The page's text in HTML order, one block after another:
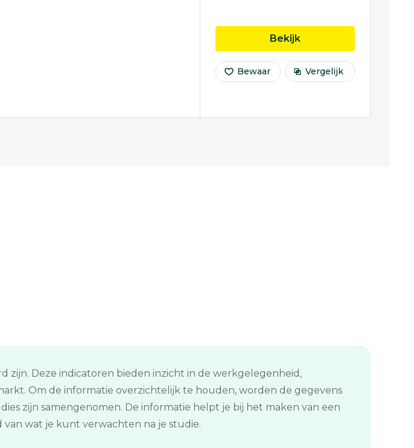
Bekijkopleiding Business
Bewaar Vergelijk
zijn. Deze indicatoren bieden inzicht in de werkgelegenheid,
Om de informatie overzichtelijk te houden, worden de gegevens
zijn samengenomen. De informatie helpt je bij het maken van een
wat je kunt verwachten na je studie.